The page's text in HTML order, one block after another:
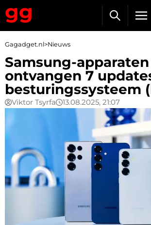
Gagadget.nl>Nieuws
Samsung-apparaten
ontvangen 7
besturingssysteem
Viktor Tsyrfa 13.08.2025, 21:07